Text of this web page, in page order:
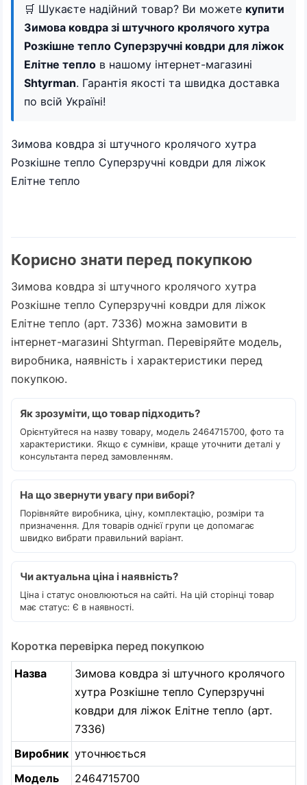
🛒 Шукаєте надійний товар? Ви можете купити
Зимова ковдра зі штучного кролячого хутра
Розкішне тепло Суперзручні ковдри для ліжок
Елітне тепло в нашому інтернет-магазині
Shtyrman. Гарантія якості та швидка доставка
по всій Україні!
Зимова ковдра зі штучного кролячого хутра
Розкішне тепло Суперзручні ковдри для ліжок
Елітне тепло
Корисно знати перед покупкою
Зимова ковдра зі штучного кролячого хутра
Розкішне тепло Суперзручні ковдри для ліжок
Елітне тепло (арт. 7336) можна замовити в
інтернет-магазині Shtyrman. Перевіряйте модель,
виробника, наявність і характеристики перед
покупкою.
Як зрозуміти, що товар підходить?
Орієнтуйтеся на назву товару, модель 2464715700, фото та
характеристики. Якщо є сумніви, краще уточнити деталі у
консультанта перед замовленням.
На що звернути увагу при виборі?
Порівняйте виробника, ціну, комплектацію, розміри та
призначення. Для товарів однієї групи це допомагає
швидко вибрати правильний варіант.
Чи актуальна ціна і наявність?
Ціна і статус оновлюються на сайті. На цій сторінці товар
має статус: Є в наявності.
Коротка перевірка перед покупкою
Назва
Зимова ковдра зі штучного кролячого
хутра Розкішне тепло Суперзручні
ковдри для ліжок Елітне тепло (арт.
7336)
Виробник уточнюється
Модель
2464715700